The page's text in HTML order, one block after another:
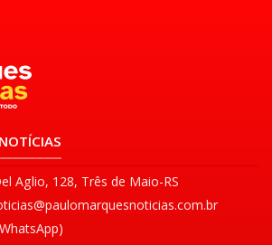
Aglio, 128, Três de Maio-RS